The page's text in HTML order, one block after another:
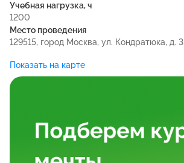
Учебная нагрузка, ч
1200
Место проведения
129515, город Москва, ул. Кондратюка, д. 3
Показать на карте